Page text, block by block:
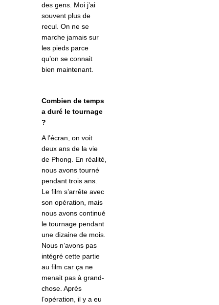
des gens. Moi j’ai
souvent plus de
recul. On ne se
marche jamais sur
les pieds parce
qu’on se connait
bien maintenant.
Combien de temps
a duré le tournage
?
A l’écran, on voit
deux ans de la vie
de Phong. En réalité,
nous avons tourné
pendant trois ans.
Le film s’arrête avec
son opération, mais
nous avons continué
le tournage pendant
une dizaine de mois.
Nous n’avons pas
intégré cette partie
au film car ça ne
menait pas à grand-
chose. Après
l’opération, il y a eu